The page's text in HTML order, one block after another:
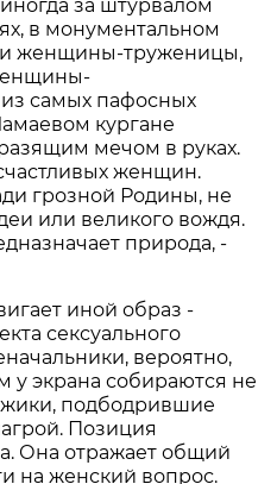
за штурвалом
в монументальном
женщины-труженицы,
самых пафосных
кургане
мечом в руках.
женщин.
грозной Родины, не
или великого вождя.
природа, -
иной образ -
сексуального
вероятно,
у экрана собираются не
подбодрившие
Позиция
Она отражает общий
на женский вопрос.